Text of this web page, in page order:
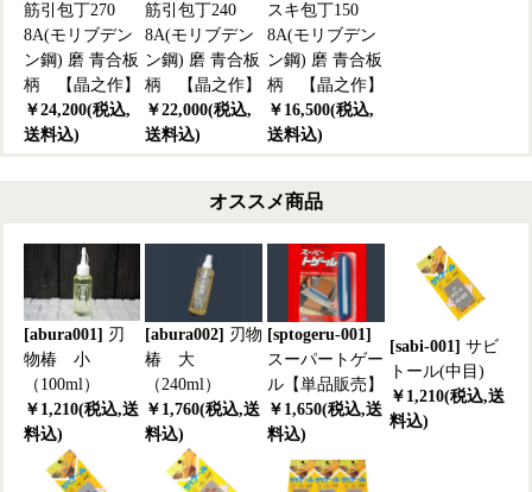
筋引包丁270
8A(モリブデン
ン鋼) 磨 青合板
柄 【晶之作】
￥24,200(税込,
送料込)
筋引包丁240
8A(モリブデン
ン鋼) 磨 青合板
柄 【晶之作】
￥22,000(税込,
送料込)
スキ包丁150
8A(モリブデン
ン鋼) 磨 青合板
柄 【晶之作】
￥16,500(税込,
送料込)
オススメ商品
[abura001] 刃
物椿 小
（100ml）
￥1,210(税込,送
料込)
[abura002] 刃物
椿 大
（240ml）
￥1,760(税込,送
料込)
[sptogeru-001]
スーパートゲー
ル【単品販売】
￥1,650(税込,送
料込)
[sabi-001] サビ
トール(中目)
￥1,210(税込,送
料込)